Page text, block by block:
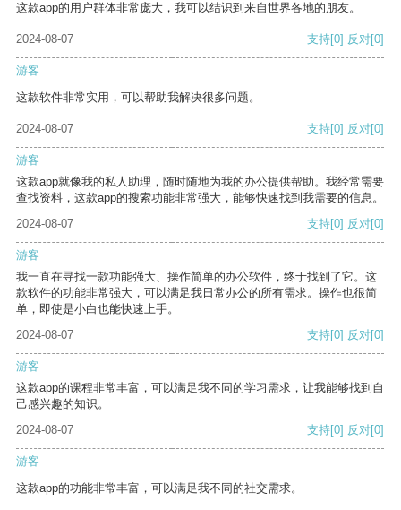
这款app的用户群体非常庞大，我可以结识到来自世界各地的朋友。
2024-08-07 支持[0] 反对[0]
游客
这款软件非常实用，可以帮助我解决很多问题。
2024-08-07 支持[0] 反对[0]
游客
这款app就像我的私人助理，随时随地为我的办公提供帮助。我经常需要
查找资料，这款app的搜索功能非常强大，能够快速找到我需要的信息。
2024-08-07
支持[0] 反对[0]
游客
我一直在寻找一款功能强大、操作简单的办公软件，终于找到了它。这
款软件的功能非常强大，可以满足我日常办公的所有需求。操作也很简
单，即使是小白也能快速上手。
2024-08-07
支持[0] 反对[0]
游客
这款app的课程非常丰富，可以满足我不同的学习需求，让我能够找到自
己感兴趣的知识。
2024-08-07
支持[0] 反对[0]
游客
这款app的功能非常丰富，可以满足我不同的社交需求。